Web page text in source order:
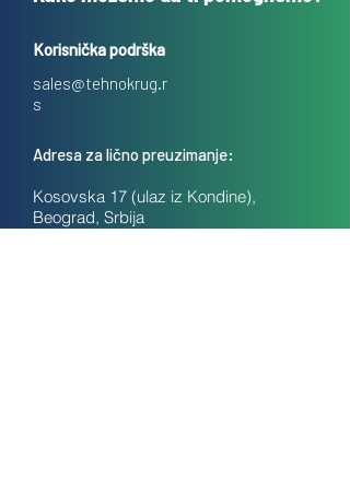
Korisnička podrška
sales@tehnokrug.r
s
Adresa za lično preuzimanje:
Kosovska 17 (ulaz iz Kondine),
Beograd, Srbija